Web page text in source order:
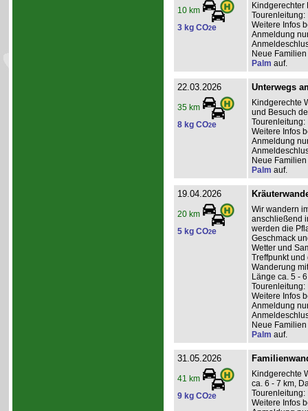
10 km
3 kg CO2e
Kindgerechter
Tourenleitung:
Weitere Infos
Anmeldung
Neue
Palm auf.
22.03.2026
35 km
8 kg CO2e
Unterwegs
Kindgerechte
und Besuch
Tourenleitung:
Weitere Infos
Anmeldung
Neue
Palm auf.
19.04.2026
20 km
5 kg CO2e
Wir wandern
anschließend
werden die
Geschmack
Wetter und
Treffpunkt
Wanderung
Länge ca. 5 -
Tourenleitung:
Weitere Infos
Anmeldung
Neue
Palm auf.
31.05.2026
41 km
9 kg CO2e
Kindgerechte
ca. 6 - 7 km,
Tourenleitung:
Weitere Infos